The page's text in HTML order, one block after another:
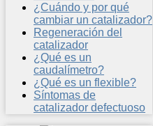
¿Cuándo y por qué
cambiar un catalizador?
Regeneración del
catalizador
¿Qué es un
caudalímetro?
¿Qué es un flexible?
Síntomas de
catalizador defectuoso